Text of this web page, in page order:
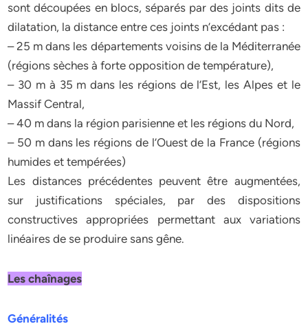
sont découpées en blocs, séparés par des joints dits de
dilatation, la distance entre ces joints n’excédant pas :
– 25 m dans les départements voisins de la Méditerranée
(régions sèches à forte opposition de température),
– 30 m à 35 m dans les régions de l’Est, les Alpes et le
Massif Central,
– 40 m dans la région parisienne et les régions du Nord,
– 50 m dans les régions de l’Ouest de la France (régions
humides et tempérées)
Les distances précédentes peuvent être augmentées,
sur justifications spéciales, par des dispositions
constructives appropriées permettant aux variations
linéaires de se produire sans gêne.
Les chaînages
Généralités